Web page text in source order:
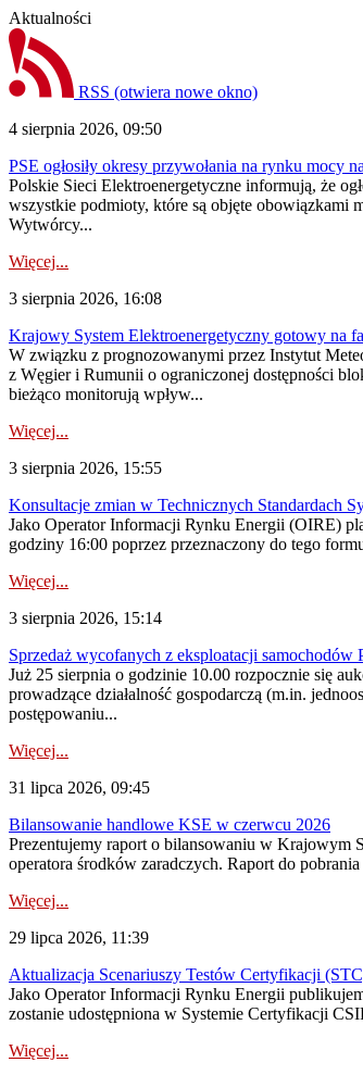
Aktualności
RSS (otwiera nowe okno)
4 sierpnia 2026, 09:50
PSE ogłosiły okresy przywołania na rynku mocy
Polskie Sieci Elektroenergetyczne informują, że
wszystkie podmioty, które są objęte obowiązkami
Wytwórcy...
Więcej...
3 sierpnia 2026, 16:08
Krajowy System Elektroenergetyczny gotowy na
W związku z prognozowanymi przez Instytut
z Węgier i Rumunii o ograniczonej dostępności
bieżąco monitorują wpływ...
Więcej...
3 sierpnia 2026, 15:55
Konsultacje zmian w Technicznych Standardach
Jako Operator Informacji Rynku Energii (OIRE)
godziny 16:00 poprzez przeznaczony do tego
Więcej...
3 sierpnia 2026, 15:14
Sprzedaż wycofanych z eksploatacji samochodów
Już 25 sierpnia o godzinie 10.00 rozpocznie się
prowadzące działalność gospodarczą (m.in.
postępowaniu...
Więcej...
31 lipca 2026, 09:45
Bilansowanie handlowe KSE w czerwcu 2026
Prezentujemy raport o bilansowaniu w Krajowym
operatora środków zaradczych. Raport do
Więcej...
29 lipca 2026, 11:39
Aktualizacja Scenariuszy Testów Certyfikacji
Jako Operator Informacji Rynku Energii
zostanie udostępniona w Systemie Certyfikacji
Więcej...